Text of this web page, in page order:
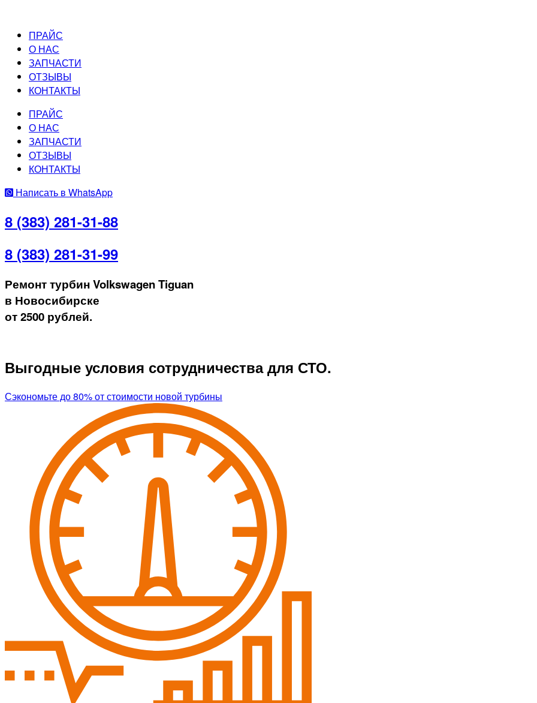
ПРАЙС
О НАС
ЗАПЧАСТИ
ОТЗЫВЫ
КОНТАКТЫ
ПРАЙС
О НАС
ЗАПЧАСТИ
ОТЗЫВЫ
КОНТАКТЫ
Написать в WhatsApp
8 (383) 281-31-88
8 (383) 281-31-99
Ремонт турбин Volkswagen Tiguan
в Новосибирске
от 2500 рублей.
Выгодные условия сотрудничества для СТО.
Сэкономьте до 80% от стоимости новой турбины